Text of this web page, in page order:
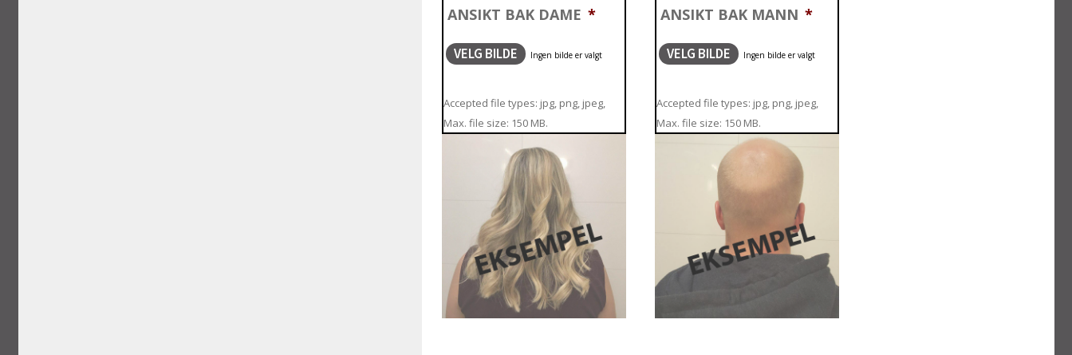
ANSIKT BAK DAME *
VELG BILDE
Accepted file types: jpg, png, jpeg,
Max. file size: 150 MB.
ANSIKT BAK MANN *
VELG BILDE
Accepted file types: jpg, png, jpeg,
Max. file size: 150 MB.